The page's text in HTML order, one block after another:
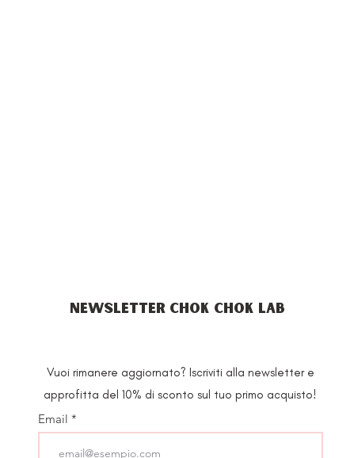
NEWSLETTER CHOK CHOK LAB
Vuoi rimanere aggiornato? Iscriviti alla newsletter e
approfitta del 10% di sconto sul tuo primo acquisto!
Email